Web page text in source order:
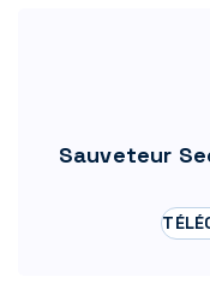
Sauveteur